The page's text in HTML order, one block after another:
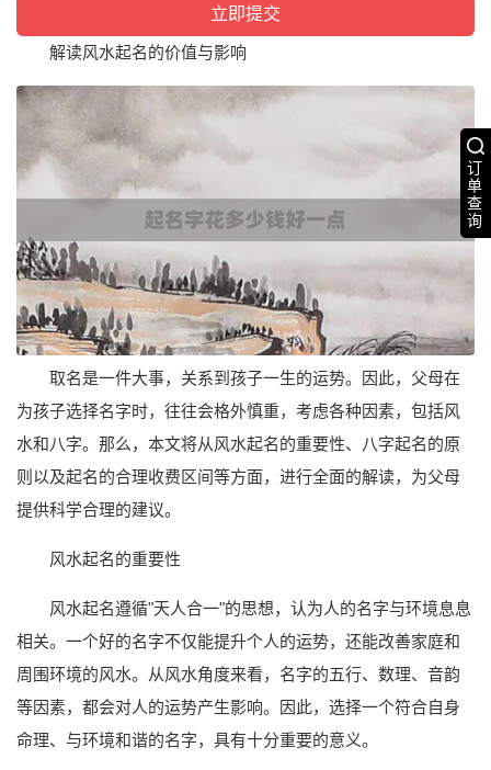
订
单
查
询
解读风水起名的价值与影响
取名是一件大事，关系到孩子一生的运势。因此，父母在
为孩子选择名字时，往往会格外慎重，考虑各种因素，包括风
水和八字。那么，本文将从风水起名的重要性、八字起名的原
则以及起名的合理收费区间等方面，进行全面的解读，为父母
提供科学合理的建议。
风水起名的重要性
风水起名遵循"天人合一"的思想，认为人的名字与环境息息
相关。一个好的名字不仅能提升个人的运势，还能改善家庭和
周围环境的风水。从风水角度来看，名字的五行、数理、音韵
等因素，都会对人的运势产生影响。因此，选择一个符合自身
命理、与环境和谐的名字，具有十分重要的意义。